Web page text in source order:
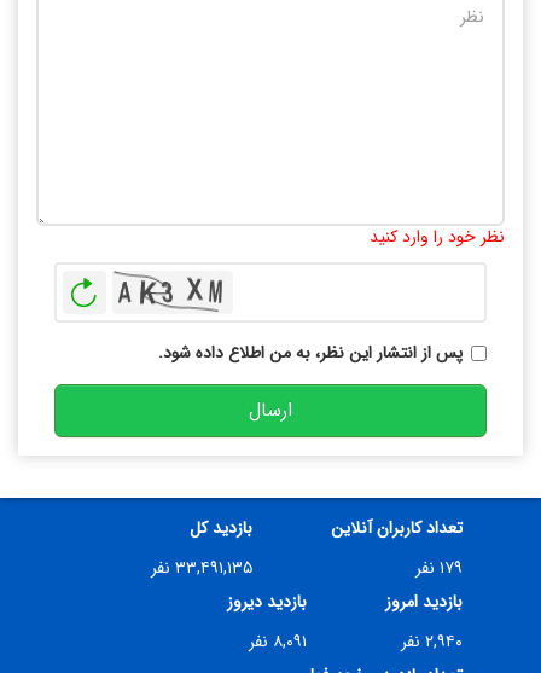
نظر خود را وارد کنید
پس از انتشار این نظر، به من اطلاع داده شود.
ارسال
تعداد کاربران آنلاین
۱۷۹ نفر
بازدید کل
۳۳,۴۹۱,۱۳۵ نفر
بازدید امروز
۲,۹۴۰ نفر
بازدید دیروز
۸,۰۹۱ نفر